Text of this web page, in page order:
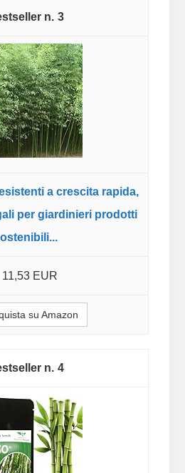
3
a crescita rapida,
per giardinieri prodotti
11,53 EUR
su Amazon
4